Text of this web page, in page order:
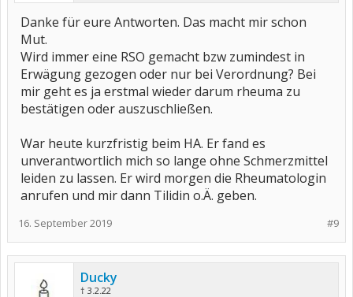
Danke für eure Antworten. Das macht mir schon
Mut.
Wird immer eine RSO gemacht bzw zumindest in
Erwägung gezogen oder nur bei Verordnung? Bei
mir geht es ja erstmal wieder darum rheuma zu
bestätigen oder auszuschließen.
War heute kurzfristig beim HA. Er fand es
unverantwortlich mich so lange ohne Schmerzmittel
leiden zu lassen. Er wird morgen die Rheumatologin
anrufen und mir dann Tilidin o.Ä. geben.
#9
16. September 2019
Ducky
† 3.2.22